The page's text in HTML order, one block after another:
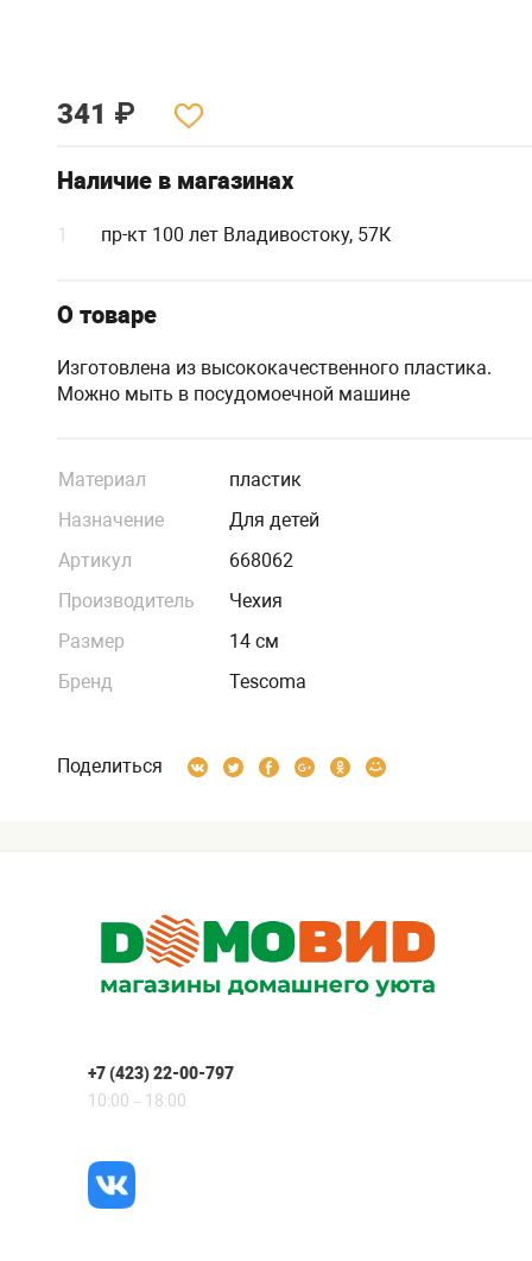
341 ₽
Наличие в магазинах
1 пр-кт 100 лет Владивостоку, 57К
О товаре
Изготовлена из высококачественного пластика.
Можно мыть в посудомоечной машине
Материал
пластик
Назначение
Для детей
Артикул
668062
Производитель
Чехия
Размер
14 см
Бренд
Tescoma
Поделиться
+7 (423) 22-00-797
10:00 – 18:00